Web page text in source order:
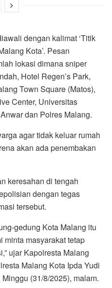
dengan kalimat ‘Titik
Kota’. Pesan
lokasi dimana sniper
Hotel Regen’s Park,
Town Square (Matos),
Center, Universitas
dan Polres Malang.
agar tidak keluar rumah
akan ada penembakan
keresahan di tengah
dengan tegas
tersebut.
gedung Kota Malang itu
minta masyarakat tetap
ujar Kapolresta Malang
Malang Kota Ipda Yudi
(31/8/2025), malam.